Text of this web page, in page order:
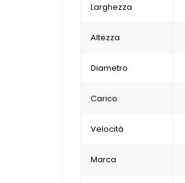
Larghezza
Altezza
Diametro
Carico
Velocità
Marca